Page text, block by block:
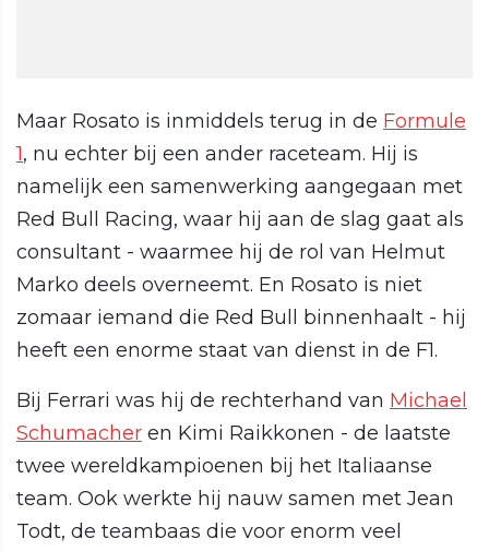
Maar Rosato is inmiddels terug in de Formule
1, nu echter bij een ander raceteam. Hij is
namelijk een samenwerking aangegaan met
Red Bull Racing, waar hij aan de slag gaat als
consultant - waarmee hij de rol van Helmut
Marko deels overneemt. En Rosato is niet
zomaar iemand die Red Bull binnenhaalt - hij
heeft een enorme staat van dienst in de F1.
Bij Ferrari was hij de rechterhand van Michael
Schumacher en Kimi Raikkonen - de laatste
twee wereldkampioenen bij het Italiaanse
team. Ook werkte hij nauw samen met Jean
Todt, de teambaas die voor enorm veel